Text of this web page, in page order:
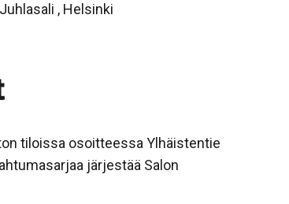
, Helsinki
tiloissa osoitteessa Ylhäistentie
järjestää Salon